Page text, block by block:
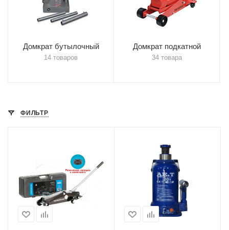
Домкрат бутылочный
14 товаров
Домкрат подкатной
34 товара
ФИЛЬТР